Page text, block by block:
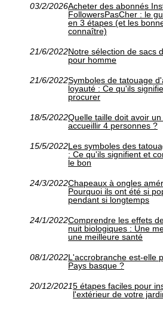
03/2/2026Acheter des abonnés
FollowersPasCher : le
en 3 étapes (et les
connaître)
21/6/2022Notre sélection de sacs
pour homme
21/6/2022Symboles de tatouage
loyauté : Ce qu'ils
procurer
18/5/2022Quelle taille doit avoir
accueillir 4 personnes ?
15/5/2022Les symboles des
: Ce qu'ils signifient et
le bon
24/3/2022Chapeaux à ongles
Pourquoi ils ont été si
pendant si longtemps
24/1/2022Comprendre les effets
nuit biologiques : Une
une meilleure santé
08/1/2022L'accrobranche est-elle
Pays basque ?
20/12/20215 étapes faciles pour
l'extérieur de votre